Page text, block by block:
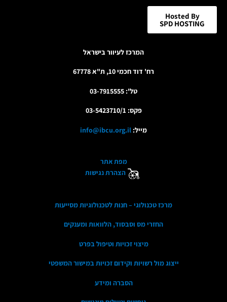
Hosted By
SPD HOSTING
המרכז לעיוור בישראל
רח' דוד חכמי 10, ת"א 67778
טל': 03-7915555
פקס: 03-5423710/1
מייל: info@ibcu.org.il
מפת אתר
הצהרת נגישות
מרכז טכנולוגי – חנות לטכנולוגיות מסייעות
החזרי מס וסבסוד, הלוואות ומענקים
מיצוי זכויות וטיפול בפרט
ייצוג מול רשויות וקידום זכויות במישור המשפטי
הסברה ומידע